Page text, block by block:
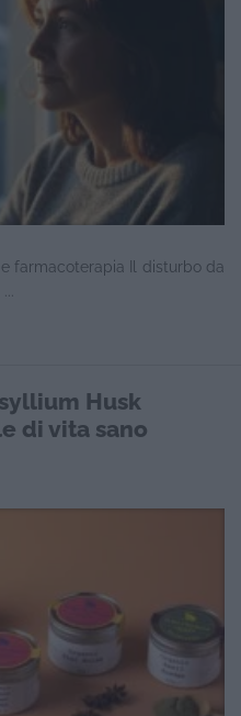
farmacoterapia Il disturbo da
Husk
di vita sano